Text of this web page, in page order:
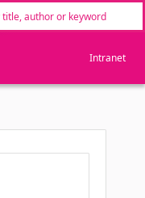
Intranet